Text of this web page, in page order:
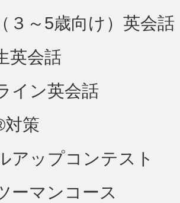
３～5歳向け）英会話
英会話
イン英会話
策
アップコンテスト
ーマンコース